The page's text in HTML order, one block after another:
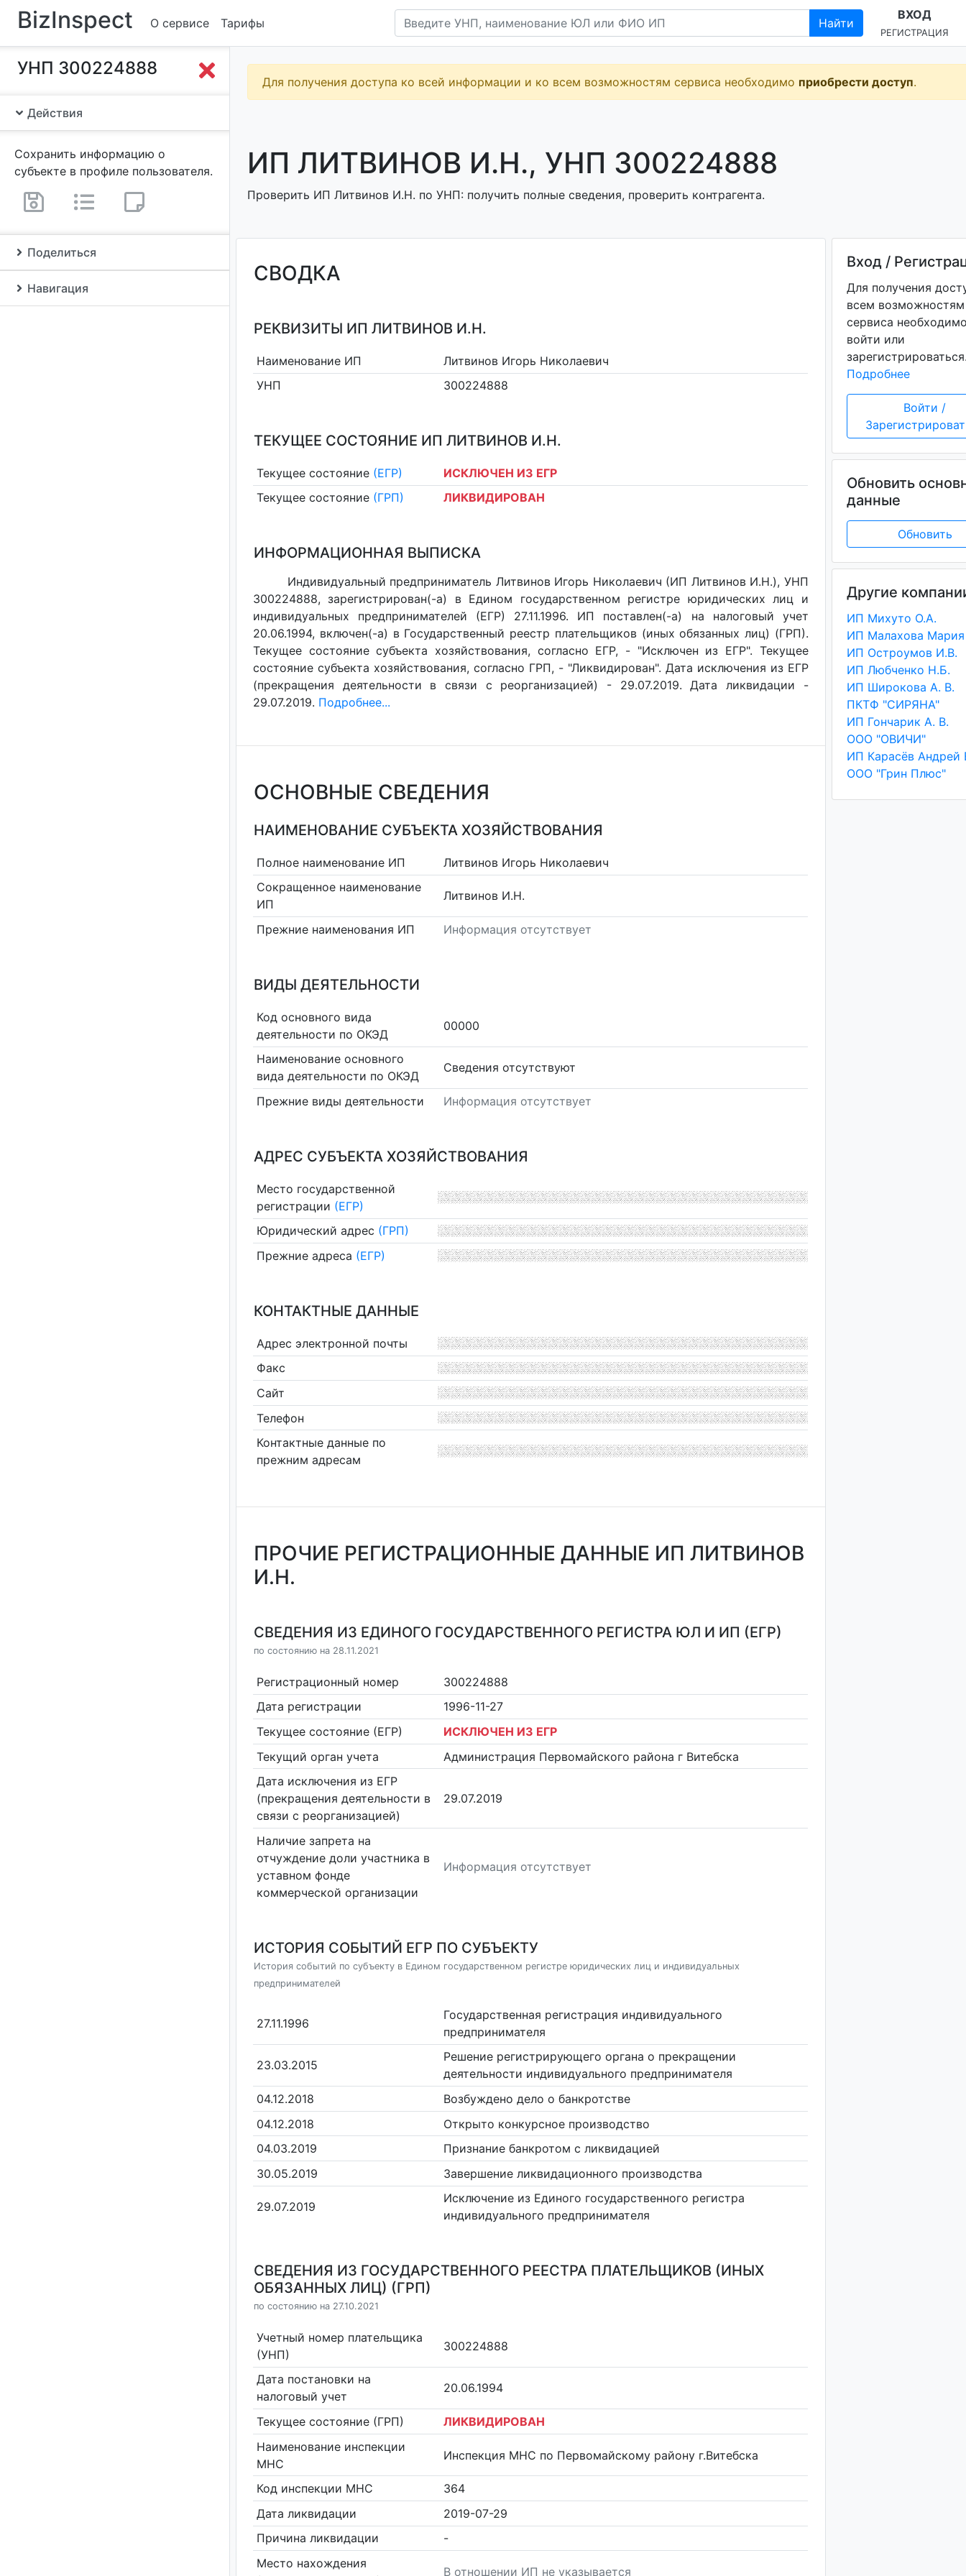
BizInspect О сервисе Тарифы Найти
ВХОД
РЕГИСТРАЦИЯ
УНП 300224888
Действия
Сохранить информацию о
субъекте в профиле пользователя.
Поделиться
Навигация
Для получения доступа ко всей информации и ко всем возможностям сервиса необходимо приобрести доступ.
ИП ЛИТВИНОВ И.Н., УНП 300224888
Проверить ИП Литвинов И.Н. по УНП: получить полные сведения, проверить контрагента.
СВОДКА
РЕКВИЗИТЫ ИП ЛИТВИНОВ И.Н.
Наименование ИП
Литвинов Игорь Николаевич
УНП
300224888
ТЕКУЩЕЕ СОСТОЯНИЕ ИП ЛИТВИНОВ И.Н.
Текущее состояние (ЕГР)
ИСКЛЮЧЕН ИЗ ЕГР
Текущее состояние (ГРП) ЛИКВИДИРОВАН
ИНФОРМАЦИОННАЯ ВЫПИСКА
Индивидуальный предприниматель Литвинов Игорь Николаевич (ИП Литвинов И.Н.), УНП
300224888, зарегистрирован(-а) в Едином государственном регистре юридических лиц и
индивидуальных предпринимателей (ЕГР) 27.11.1996. ИП поставлен(-a) на налоговый учет
20.06.1994, включен(-a) в Государственный реестр плательщиков (иных обязанных лиц) (ГРП).
Текущее состояние субъекта хозяйствования, согласно ЕГР, - "Исключен из ЕГР". Текущее
состояние субъекта хозяйствования, согласно ГРП, - "Ликвидирован". Дата исключения из ЕГР
(прекращения деятельности в связи с реорганизацией) - 29.07.2019. Дата ликвидации -
29.07.2019. Подробнее...
ОСНОВНЫЕ СВЕДЕНИЯ
НАИМЕНОВАНИЕ СУБЪЕКТА ХОЗЯЙСТВОВАНИЯ
Полное наименование ИП
Литвинов Игорь Николаевич
Сокращенное наименование
ИП
Литвинов И.Н.
Прежние наименования ИП Информация отсутствует
ВИДЫ ДЕЯТЕЛЬНОСТИ
Код основного вида
деятельности по ОКЭД
00000
Наименование основного
вида деятельности по ОКЭД
Cведения отсутствуют
Прежние виды деятельности Информация отсутствует
АДРЕС СУБЪЕКТА ХОЗЯЙСТВОВАНИЯ
Место государственной
регистрации (ЕГР)
Юридический адрес (ГРП)
Прежние адреса (ЕГР)
КОНТАКТНЫЕ ДАННЫЕ
Адрес электронной почты
Факс
Сайт
Телефон
Контактные данные по
прежним адресам
ПРОЧИЕ РЕГИСТРАЦИОННЫЕ ДАННЫЕ ИП ЛИТВИНОВ
И.Н.
СВЕДЕНИЯ ИЗ ЕДИНОГО ГОСУДАРСТВЕННОГО РЕГИСТРА ЮЛ И ИП (ЕГР)
по состоянию на 28.11.2021
Регистрационный номер
300224888
Дата регистрации
1996-11-27
Текущее состояние (ЕГР)
ИСКЛЮЧЕН ИЗ ЕГР
Текущий орган учета
Администрация Первомайского района г Витебска
Дата исключения из ЕГР
(прекращения деятельности в
связи с реорганизацией)
29.07.2019
Наличие запрета на
отчуждение доли участника в
уставном фонде
коммерческой организации
Информация отсутствует
ИСТОРИЯ СОБЫТИЙ ЕГР ПО СУБЪЕКТУ
История событий по субъекту в Едином государственном регистре юридических лиц и индивидуальных
предпринимателей
27.11.1996
Государственная регистрация индивидуального
предпринимателя
23.03.2015
Решение регистрирующего органа о прекращении
деятельности индивидуального предпринимателя
04.12.2018
Возбуждено дело о банкротстве
04.12.2018
Открыто конкурсное производство
04.03.2019
Признание банкротом с ликвидацией
30.05.2019
Завершение ликвидационного производства
29.07.2019
Исключение из Единого государственного регистра
индивидуального предпринимателя
СВЕДЕНИЯ ИЗ ГОСУДАРСТВЕННОГО РЕЕСТРА ПЛАТЕЛЬЩИКОВ (ИНЫХ
ОБЯЗАННЫХ ЛИЦ) (ГРП)
по состоянию на 27.10.2021
Учетный номер плательщика
(УНП)
300224888
Дата постановки на
налоговый учет
20.06.1994
Текущее состояние (ГРП)
ЛИКВИДИРОВАН
Наименование инспекции
МНС
Инспекция МНС по Первомайскому району г.Витебска
Код инспекции МНС
364
Дата ликвидации
2019-07-29
Причина ликвидации
-
Место нахождения
В отношении ИП не указывается
Вход /
Для получения
всем возможностям
сервиса
войти или
Подробнее
Войти /
Обновить
данные
Обновить
Другие
ИП Михуто О.А.
ИП Остроумов И.В.
ИП Любченко Н.Б.
ИП Широкова А. В.
ПКТФ "СИРЯНА"
ИП Гончарик А. В.
ООО "ОВИЧИ"
ООО "Грин Плюс"